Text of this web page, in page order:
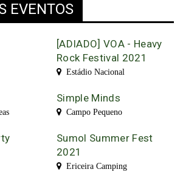
EVENTOS
[ADIADO] VOA - Heavy
Rock Festival 2021
Estádio Nacional
Simple Minds
Campo Pequeno
Sumol Summer Fest
2021
Ericeira Camping